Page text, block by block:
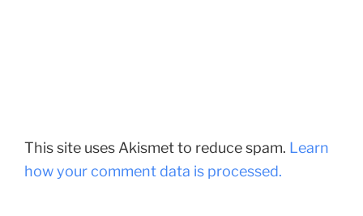
This site uses Akismet to reduce spam. Learn
how your comment data is processed.